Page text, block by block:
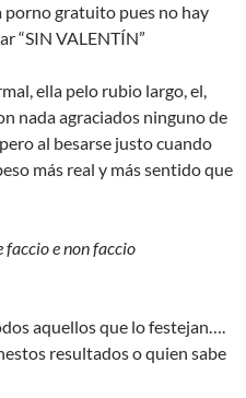
porno gratuito pues no hay
“SIN VALENTÍN”
ella pelo rubio largo, el,
nada agraciados ninguno de
al besarse justo cuando
más real y más sentido que
faccio e non faccio
aquellos que lo festejan….
resultados o quien sabe